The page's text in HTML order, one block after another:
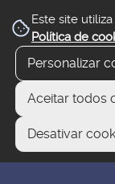
Este site
Política de
Personalizar
Aceitar todos
Desativar